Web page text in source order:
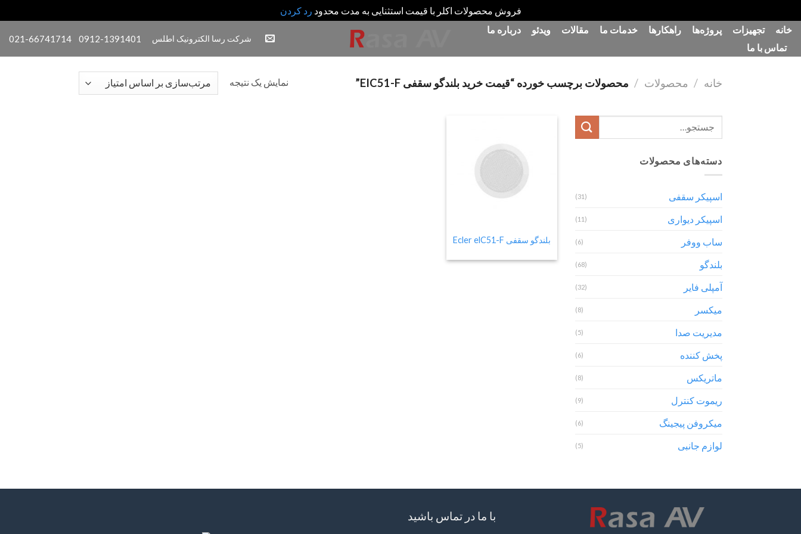
فروش محصولات اکلر با قیمت استثنایی به مدت محدود رد کردن
پرش
محتوا
خانه تجهیزات پروژه‌ها راهکارها خدمات ما مقالات ویدئو
درباره ما
تماس با ما
شرکت رسا الکترونیک اطلس 0912-1391401
021-66741714
خانه / محصولات / محصولات برچسب خورده “قیمت خرید بلندگو سقفی EIC51-F” نمایش یک نتیجه
دسته‌های محصولات
اسپیکر سقفی (31)
اسپیکر دیواری (11)
ساب ووفر (6)
بلندگو (68)
آمپلی فایر (32)
میکسر (8)
مدیریت صدا (5)
پخش کننده (6)
ماتریکس (8)
ریموت کنترل (9)
میکروفن پیجینگ (6)
لوازم جانبی (5)
بلندگو سقفی Ecler elC51-F
با ما در تماس باشید